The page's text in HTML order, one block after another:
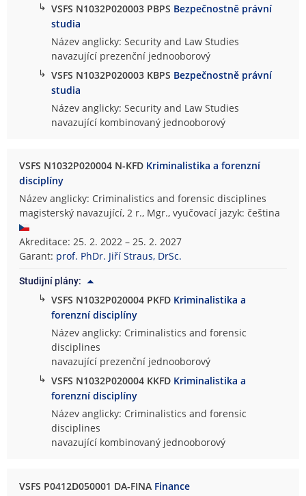
↳ VSFS N1032P020003 PBPS Bezpečnostně právní
studia
Název anglicky: Security and Law Studies
navazující prezenční jednooborový
↳ VSFS N1032P020003 KBPS Bezpečnostně právní
studia
Název anglicky: Security and Law Studies
navazující kombinovaný jednooborový
VSFS N1032P020004 N-KFD Kriminalistika a forenzní
disciplíny
Název anglicky: Criminalistics and forensic disciplines
magisterský navazující, 2 r., Mgr., vyučovací jazyk: čeština
Akreditace: 25. 2. 2022 – 25. 2. 2027
Garant: prof. PhDr. Jiří Straus, DrSc.
Studijní plány:
↳ VSFS N1032P020004 PKFD Kriminalistika a
forenzní disciplíny
Název anglicky: Criminalistics and forensic
disciplines
navazující prezenční jednooborový
↳ VSFS N1032P020004 KKFD Kriminalistika a
forenzní disciplíny
Název anglicky: Criminalistics and forensic
disciplines
navazující kombinovaný jednooborový
VSFS P0412D050001 DA-FINA Finance